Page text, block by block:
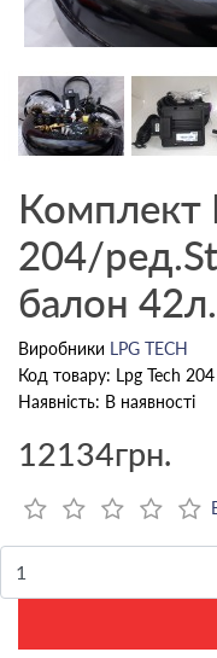
Комплект
204/
балон 42л.
Виробники LPG TECH
Код товару: Lpg Tech 204
Наявність: В наявності
12134грн.